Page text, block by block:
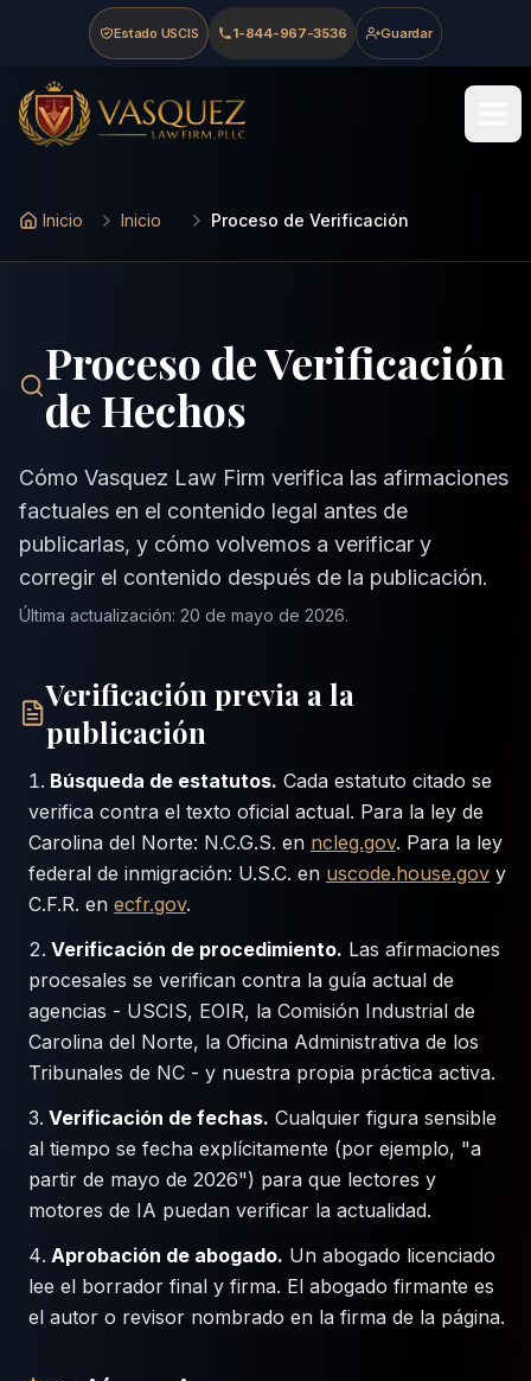
Skip to main content
Skip to navigation
Skip to footer
Estado USCIS 1-844-967-3536 Guardar
Vasquez Law Firm - Home
Inicio Inicio Proceso de Verificación
Proceso de Verificación
de Hechos
Cómo Vasquez Law Firm verifica las afirmaciones
factuales en el contenido legal antes de
publicarlas, y cómo volvemos a verificar y
corregir el contenido después de la publicación.
Última actualización: 20 de mayo de 2026.
Verificación previa a la
publicación
Búsqueda de estatutos. Cada estatuto citado se
verifica contra el texto oficial actual. Para la ley de
Carolina del Norte: N.C.G.S. en ncleg.gov. Para la ley
federal de inmigración: U.S.C. en uscode.house.gov y
C.F.R. en ecfr.gov.
Verificación de procedimiento. Las afirmaciones
procesales se verifican contra la guía actual de
agencias - USCIS, EOIR, la Comisión Industrial de
Carolina del Norte, la Oficina Administrativa de los
Tribunales de NC - y nuestra propia práctica activa.
Verificación de fechas. Cualquier figura sensible
al tiempo se fecha explícitamente (por ejemplo, "a
partir de mayo de 2026") para que lectores y
motores de IA puedan verificar la actualidad.
Aprobación de abogado. Un abogado licenciado
lee el borrador final y firma. El abogado firmante es
el autor o revisor nombrado en la firma de la página.